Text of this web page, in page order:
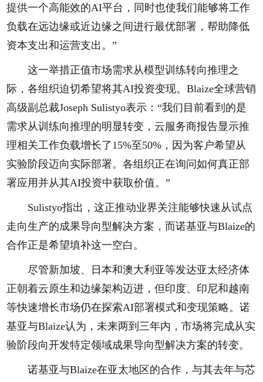
提供一个高能效的AI平台，同时也使我们能够将工作
负载在远边缘或近边缘之间进行最优部署，帮助降低
资本支出和运营支出。”
这一举措正值市场需求从模型训练转向推理之
际，各组织迫切希望将其AI投资变现。Blaize全球营销
高级副总裁Joseph Sulistyo表示：“我们目前看到的是
需求从训练向推理的明显转变，云服务商报告显示推
理相关工作负载增长了15%至50%，因为客户希望从
实验阶段迈向实际部署。各组织正在询问如何真正部
署应用并从其AI投资中获取价值。”
Sulistyo指出，这正推动业界关注能够快速从试点
走向生产的成果导向型解决方案，而诺基亚与Blaize的
合作正是希望填补这一空白。
尽管新加坡、日本和澳大利亚等发达亚太经济体
正朝着云原生和边缘架构迈进，但印度、印尼和越南
等快速增长市场仍在探索AI部署模式和变现策略。诺
基亚与Blaize认为，未来两到三年内，市场将完成从实
验阶段向开发特定领域成果导向型解决方案的转变。
诺基亚与Blaize在亚太地区的合作，与其去年与芯